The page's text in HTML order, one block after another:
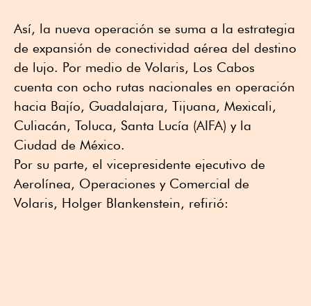
Así, la nueva operación se suma a la estrategia
de expansión de conectividad aérea del destino
de lujo. Por medio de Volaris, Los Cabos
cuenta con ocho rutas nacionales en operación
hacia Bajío, Guadalajara, Tijuana, Mexicali,
Culiacán, Toluca, Santa Lucía (AIFA) y la
Ciudad de México.
Por su parte, el vicepresidente ejecutivo de
Aerolínea, Operaciones y Comercial de
Volaris, Holger Blankenstein, refirió: